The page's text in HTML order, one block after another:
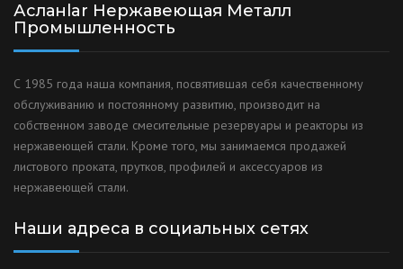
Асланlar Нержавеющая Металл
Промышленность
С 1985 года наша компания, посвятившая себя качественному
обслуживанию и постоянному развитию, производит на
собственном заводе смесительные резервуары и реакторы из
нержавеющей стали. Кроме того, мы занимаемся продажей
листового проката, прутков, профилей и аксессуаров из
нержавеющей стали.
Наши адреса в социальных сетях